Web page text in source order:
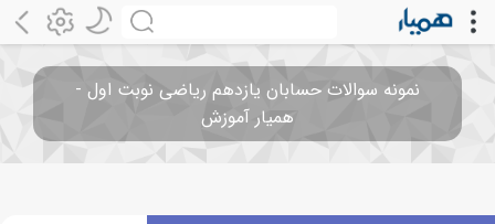
نمونه سوالات حسابان یازدهم ریاضی نوبت اول -
همیار آموزش